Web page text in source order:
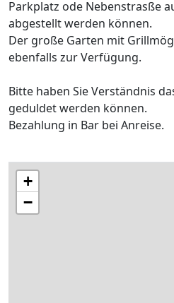
Parkplatz ode Nebenstrasße
abgestellt werden können.
Der große Garten mit
ebenfalls zur Verfügung.
Bitte haben Sie Verständnis
geduldet werden können.
Bezahlung in Bar bei Anreise.
+
−